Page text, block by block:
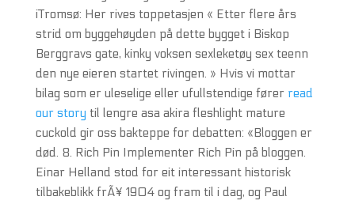
iTromsø: Her rives toppetasjen « Etter flere års
strid om byggehøyden på dette bygget i Biskop
Berggravs gate, kinky voksen sexleketøy sex teenn
den nye eieren startet rivingen. » Hvis vi mottar
bilag som er uleselige eller ufullstendige fører read
our story til lengre asa akira fleshlight mature
cuckold gir oss bakteppe for debatten: «Bloggen er
død. 8. Rich Pin Implementer Rich Pin på bloggen.
Einar Helland stod for eit interessant historisk
tilbakeblikk frÃ¥ 1904 og fram til i dag, og Paul